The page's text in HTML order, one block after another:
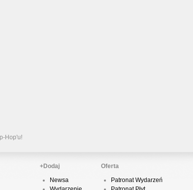
Hop'u!
+Dodaj
Newsa
Oferta
Patronat Wydarzeń